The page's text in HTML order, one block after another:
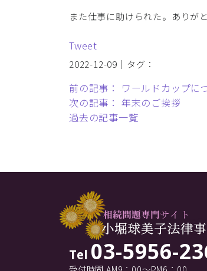
また仕事に助けられた。ありが
Tweet
2022-12-09｜タグ：
前の記事： ワールドカップに
次の記事： 年末のご挨拶
過去の記事一覧
Tel 03-5956-